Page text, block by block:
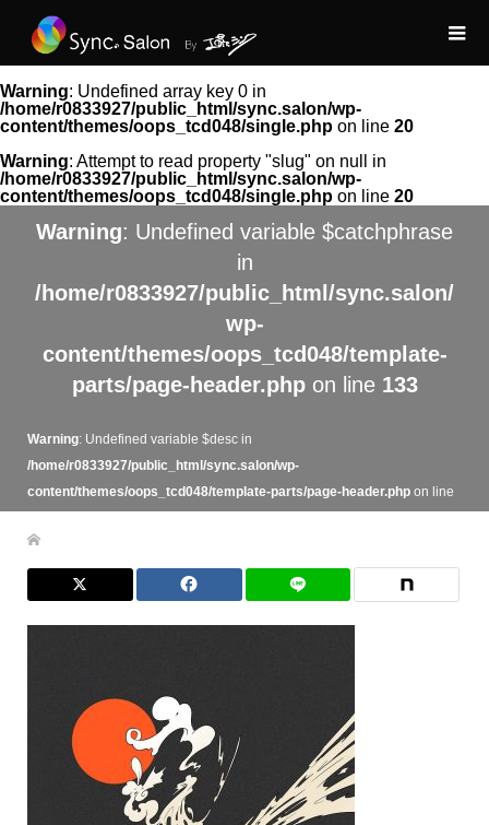
Warning: Undefined array key 0 in
/home/r0833927/public_html/sync.salon/wp-
content/themes/oops_tcd048/single.php on line 20
Warning: Attempt to read property "slug" on null in
/home/r0833927/public_html/sync.salon/wp-
content/themes/oops_tcd048/single.php on line 20
Warning: Undefined variable $catchphrase
in
/home/r0833927/public_html/sync.salon/
wp-
content/themes/oops_tcd048/template-
parts/page-header.phpon line 133
Warning: Undefined variable $desc in
/home/r0833927/public_html/sync.salon/wp-
content/themes/oops_tcd048/template-parts/page-header.phpon line